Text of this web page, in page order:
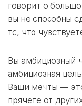
говорит о
вы не способны
то, что
Вы амбициозный
амбициозная
Ваши мечты —
прячете от